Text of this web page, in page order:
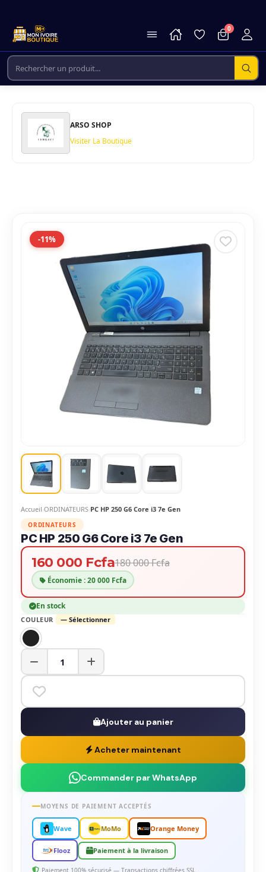
0
ARSO SHOP
Visiter La Boutique
-11%
Accueil ORDINATEURS PC HP 250 G6 Core i3 7e Gen
ORDINATEURS
PC HP 250 G6 Core i3 7e Gen
160 000 Fcfa180 000 Fcfa
Économie : 20 000 Fcfa
En stock
COULEUR — Sélectionner
Ajouter au panier
Acheter maintenant
Commander par WhatsApp
MOYENS DE PAIEMENT ACCEPTÉS
Wave MoMo Orange Money
Flooz Paiement à la livraison
Paiement 100% sécurisé — Transactions chiffrées SSL